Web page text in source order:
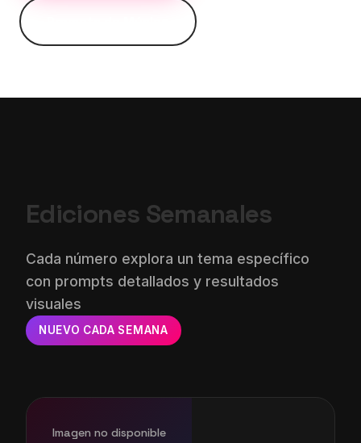
Ediciones Semanales
Cada número explora un tema específico
con prompts detallados y resultados
visuales
NUEVO CADA SEMANA
Imagen no disponible